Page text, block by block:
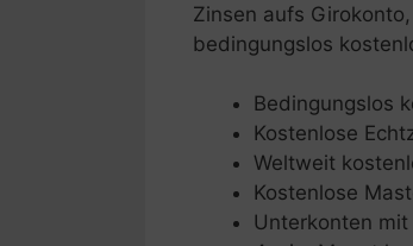
Zinsen aufs
bedingungslos
Bedingungslos
Kostenlose
Weltweit
Kostenlose
Unterkonten mit